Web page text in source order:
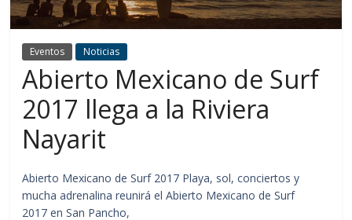
Eventos Noticias
Abierto Mexicano de Surf
2017 llega a la Riviera
Nayarit
Abierto Mexicano de Surf 2017 Playa, sol, conciertos y
mucha adrenalina reunirá el Abierto Mexicano de Surf
2017 en San Pancho,